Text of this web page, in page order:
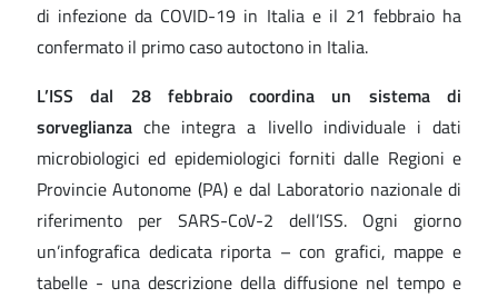
di infezione da COVID-19 in Italia e il 21 febbraio ha
confermato il primo caso autoctono in Italia.
L’ISS dal 28 febbraio coordina un sistema di
sorveglianza che integra a livello individuale i dati
microbiologici ed epidemiologici forniti dalle Regioni e
Provincie Autonome (PA) e dal Laboratorio nazionale di
riferimento per SARS-CoV-2 dell’ISS. Ogni giorno
un’infografica dedicata riporta – con grafici, mappe e
tabelle - una descrizione della diffusione nel tempo e